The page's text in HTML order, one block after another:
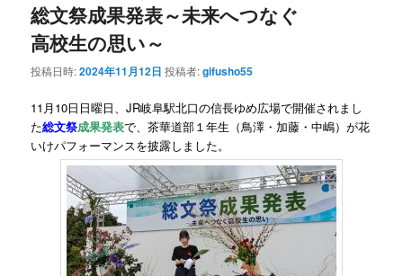
総文祭成果発表～未来へつなぐ
高校生の思い～
投稿日時:2024年11月12日 投稿者:gifusho55
11月10日日曜日、JR岐阜駅北口の信長ゆめ広場で開催されまし
た総文祭成果発表で、茶華道部１年生（鳥澤・加藤・中嶋）が花
いけパフォーマンスを披露しました。